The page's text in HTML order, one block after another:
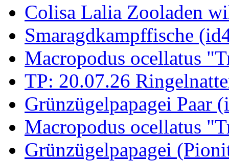
Colisa Lalia Zooladen
Smaragdkampffische
Macropodus ocellatus
TP: 20.07.26
Grünzügelpapagei Paar
Macropodus ocellatus
Grünzügelpapagei